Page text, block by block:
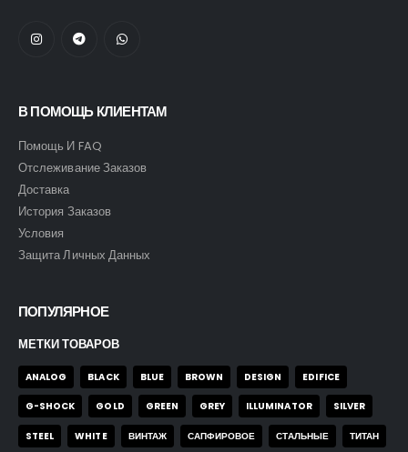
В ПОМОЩЬ КЛИЕНТАМ
Помощь И FAQ
Отслеживание Заказов
Доставка
История Заказов
Условия
Защита Личных Данных
ПОПУЛЯРНОЕ
МЕТКИ ТОВАРОВ
ANALOG BLACK BLUE BROWN DESIGN EDIFICE
G-SHOCK GOLD GREEN GREY ILLUMINATOR SILVER
STEEL WHITE ВИНТАЖ САПФИРОВОЕ СТАЛЬНЫЕ ТИТАН